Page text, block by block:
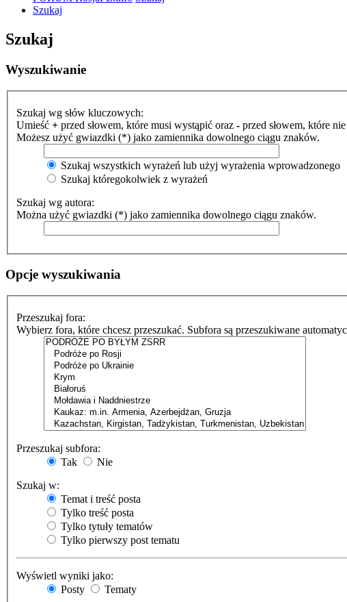
Szukaj
Szukaj
Wyszukiwanie
Szukaj wg słów kluczowych:
Umieść + przed słowem, które musi wystąpić oraz - przed słowem, które
Możesz użyć gwiazdki (*) jako zamiennika dowolnego ciągu znaków.
Szukaj wszystkich wyrażeń lub użyj wyrażenia wprowadzonego
Szukaj któregokolwiek z wyrażeń
Szukaj wg autora:
Można użyć gwiazdki (*) jako zamiennika dowolnego ciągu znaków.
Opcje wyszukiwania
Przeszukaj fora:
Wybierz fora, które chcesz przeszukać. Subfora są przeszukiwane
Przeszukaj subfora:
Tak
Nie
Szukaj w:
Temat i treść posta
Tylko treść posta
Tylko tytuły tematów
Tylko pierwszy post tematu
Wyświetl wyniki jako:
Posty
Tematy